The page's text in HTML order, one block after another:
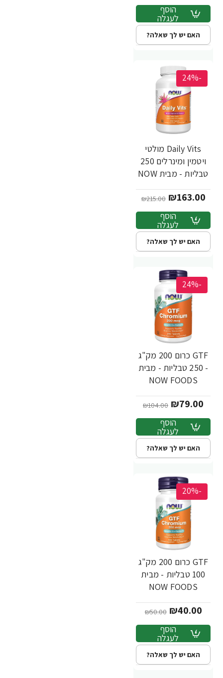
הוסף
לעגלה
האם יש לך שאלה?
-24%
Daily Vits מולטי
ויטמין ומינרלים 250
טבליות - מבית NOW
₪163.00
₪215.00
הוסף
לעגלה
האם יש לך שאלה?
-24%
GTF כרום 200 מק"ג
- 250 טבליות - מבית
NOW FOODS
₪79.00
₪104.00
הוסף
לעגלה
האם יש לך שאלה?
-20%
GTF כרום 200 מק"ג
100 טבליות - מבית
NOW FOODS
₪40.00
₪50.00
הוסף
לעגלה
האם יש לך שאלה?